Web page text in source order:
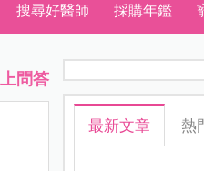
搜尋好醫師 採購年鑑
問答
最新文章 熱